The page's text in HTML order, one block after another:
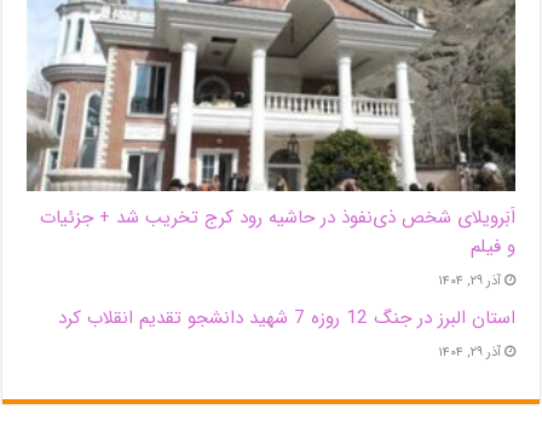
اَبَر‌ویلای شخص ذی‌نفوذ در حاشیه‌ رود کرج تخریب شد + جزئیات
و فیلم
آذر ۲۹, ۱۴۰۴
استان البرز در جنگ 12 روزه 7 شهید دانشجو تقدیم انقلاب کرد
آذر ۲۹, ۱۴۰۴